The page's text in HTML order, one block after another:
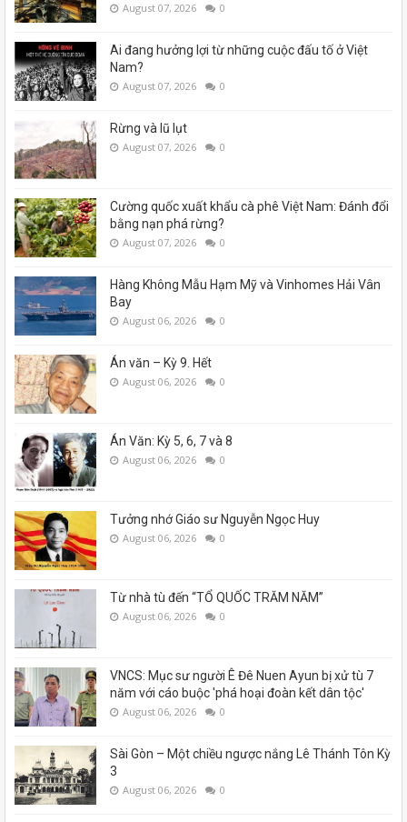
August 07, 2026 0
Ai đang hưởng lợi từ những cuộc đấu tố ở Việt
Nam?
August 07, 2026 0
Rừng và lũ lụt
August 07, 2026 0
Cường quốc xuất khẩu cà phê Việt Nam: Đánh đổi
bằng nạn phá rừng?
August 07, 2026 0
Hàng Không Mẫu Hạm Mỹ và Vinhomes Hải Vân
Bay
August 06, 2026 0
Án văn – Kỳ 9. Hết
August 06, 2026 0
Án Văn: Kỳ 5, 6, 7 và 8
August 06, 2026 0
Tưởng nhớ Giáo sư Nguyễn Ngọc Huy
August 06, 2026 0
Từ nhà tù đến “TỔ QUỐC TRĂM NĂM”
August 06, 2026 0
VNCS: Mục sư người Ê Đê Nuen Ayun bị xử tù 7
năm với cáo buộc 'phá hoại đoàn kết dân tộc'
August 06, 2026 0
Sài Gòn – Một chiều ngược nắng Lê Thánh Tôn Kỳ
3
August 06, 2026 0